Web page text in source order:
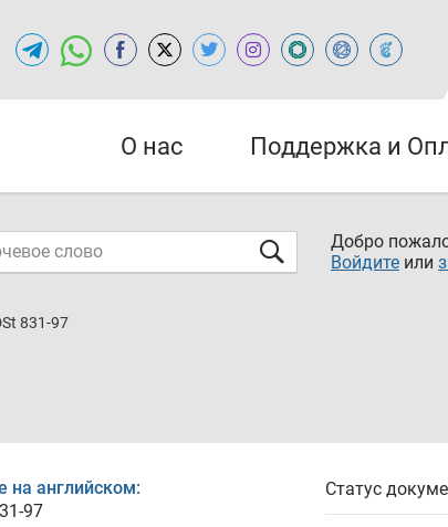
О нас Поддержка и
Добро
Войдите или
831-97
на английском:
97
Статус